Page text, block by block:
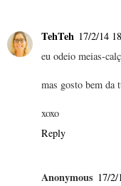
TehTeh 17/2/14
eu odeio meias-
mas gosto bem da
xoxo
Reply
Anonymous 17/